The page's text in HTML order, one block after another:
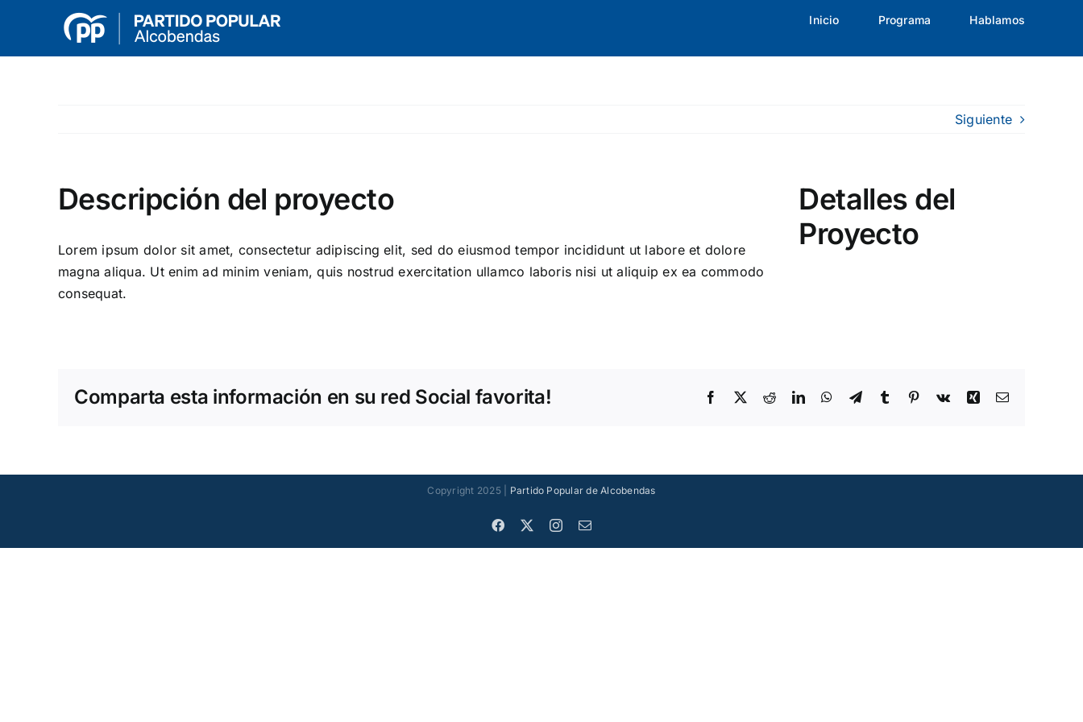
contenido
Inicio Programa Hablamos
Siguiente
Descripción del proyecto
Lorem ipsum dolor sit amet, consectetur adipiscing elit, sed do eiusmod tempor incididunt ut labore et dolore
magna aliqua. Ut enim ad minim veniam, quis nostrud exercitation ullamco laboris nisi ut aliquip ex ea commodo
consequat.
Detalles del
Proyecto
Comparta esta información en su red Social favorita! Facebook
X RedditLinkedInWhatsApp
TelegramTumblr Pinterest
Vk Xing Correo
Copyright 2025 | Partido Popular de Alcobendas
Facebook InstagramCorreo